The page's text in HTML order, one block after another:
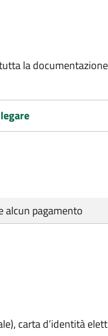
la
alcun pagamento
carta d’identità